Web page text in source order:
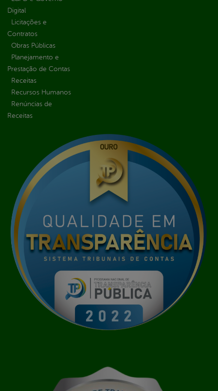
Digital
Licitações e
Contratos
Obras Públicas
Planejamento e
Prestação de Contas
Receitas
Recursos Humanos
Renúncias de
Receitas